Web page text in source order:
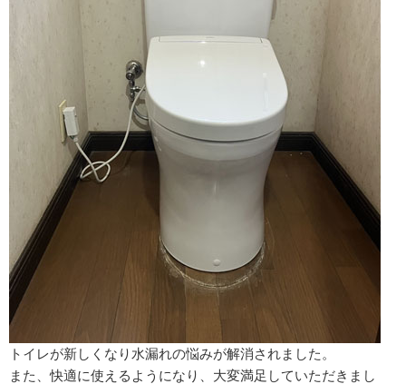
トイレが新しくなり水漏れの悩みが解消されました。
また、快適に使えるようになり、大変満足していただきまし